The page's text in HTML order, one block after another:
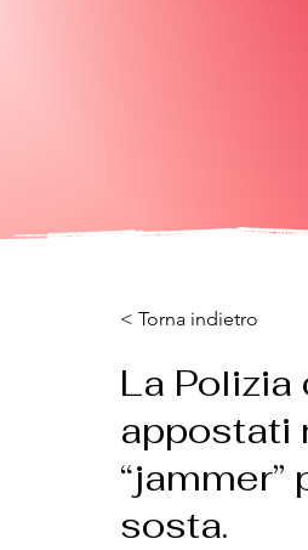
< Torna indietro
La
appostati
sosta.